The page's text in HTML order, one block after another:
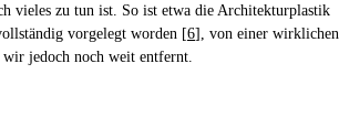
vieles zu tun ist. So ist etwa die Architekturplastik
vorgelegt worden [6], von einer wirklichen
wir jedoch noch weit entfernt.